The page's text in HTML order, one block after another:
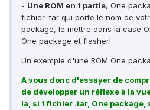
- Une ROM en 1 partie, One
fichier .tar qui porte le nom de
package, le mettre dans la case
One package et flasher!
Un exemple d'une ROM One
A vous donc d'essayer de
de développer un réflexe à la
la, si 1 fichier .tar, One